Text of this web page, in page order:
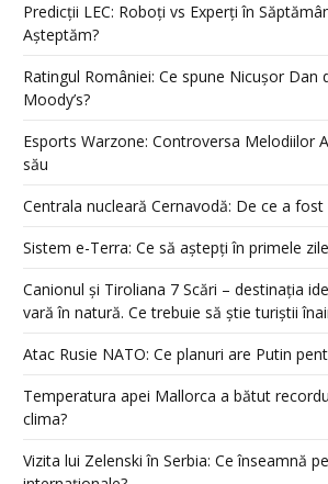
Predicții LEC: Roboți vs Experți în
Așteptăm?
Ratingul României: Ce spune Nicușor Dan
Moody’s?
Esports Warzone: Controversa Melodiilor
său
Centrala nucleară Cernavodă: De ce a
Sistem e-Terra: Ce să aștepți în primele
Canionul și Tiroliana 7 Scări – destinația
vară în natură. Ce trebuie să știe turiștii
Atac Rusie NATO: Ce planuri are Putin
Temperatura apei Mallorca a bătut
clima?
Vizita lui Zelenski în Serbia: Ce înseamnă